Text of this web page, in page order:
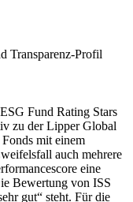
Transparenz-Profil
Fund Rating Stars
zu der Lipper Global
mit einem
auch mehrere
eine
Bewertung von ISS
gut“ steht. Für die